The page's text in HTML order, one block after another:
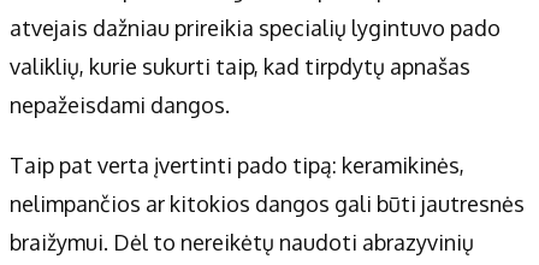
atvejais dažniau prireikia specialių lygintuvo pado
valiklių, kurie sukurti taip, kad tirpdytų apnašas
nepažeisdami dangos.
Taip pat verta įvertinti pado tipą: keramikinės,
nelimpančios ar kitokios dangos gali būti jautresnės
braižymui. Dėl to nereikėtų naudoti abrazyvinių